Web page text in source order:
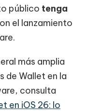
público tenga
el lanzamiento
más amplia
de Wallet en la
consulta
en iOS 26: lo